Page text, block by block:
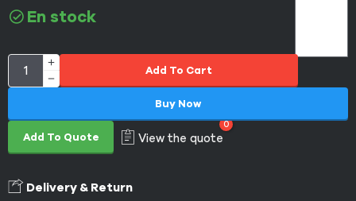
En stock
Add To Cart
Add To Quote View the quote
0
Buy Now
Delivery & Return